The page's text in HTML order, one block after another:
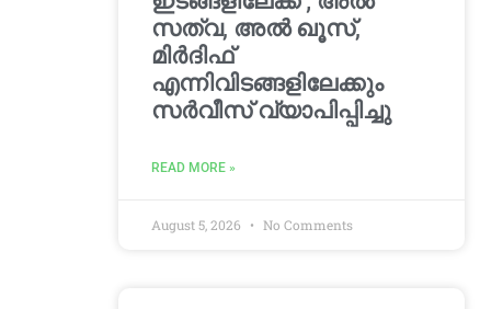
സത്വ, അൽ ഖൂസ്,
മിർദിഫ്
എന്നിവിടങ്ങളിലേക്കും
സർവീസ് വ്യാപിപ്പിച്ചു
READ MORE »
August 5, 2026 No Comments